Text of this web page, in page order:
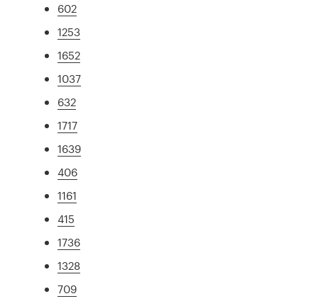
602
1253
1652
1037
632
1717
1639
406
1161
415
1736
1328
709